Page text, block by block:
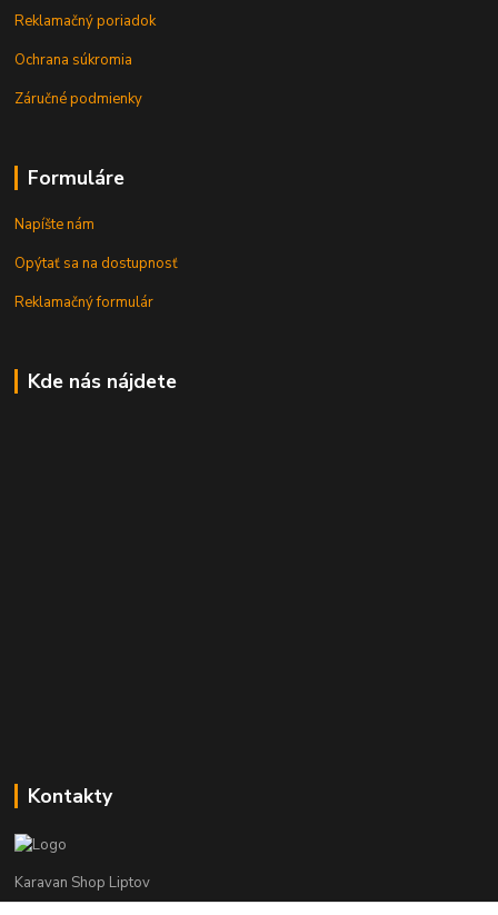
Reklamačný poriadok
Ochrana súkromia
Záručné podmienky
Formuláre
Napíšte nám
Opýtať sa na dostupnosť
Reklamačný formulár
Kde nás nájdete
Kontakty
Karavan Shop Liptov